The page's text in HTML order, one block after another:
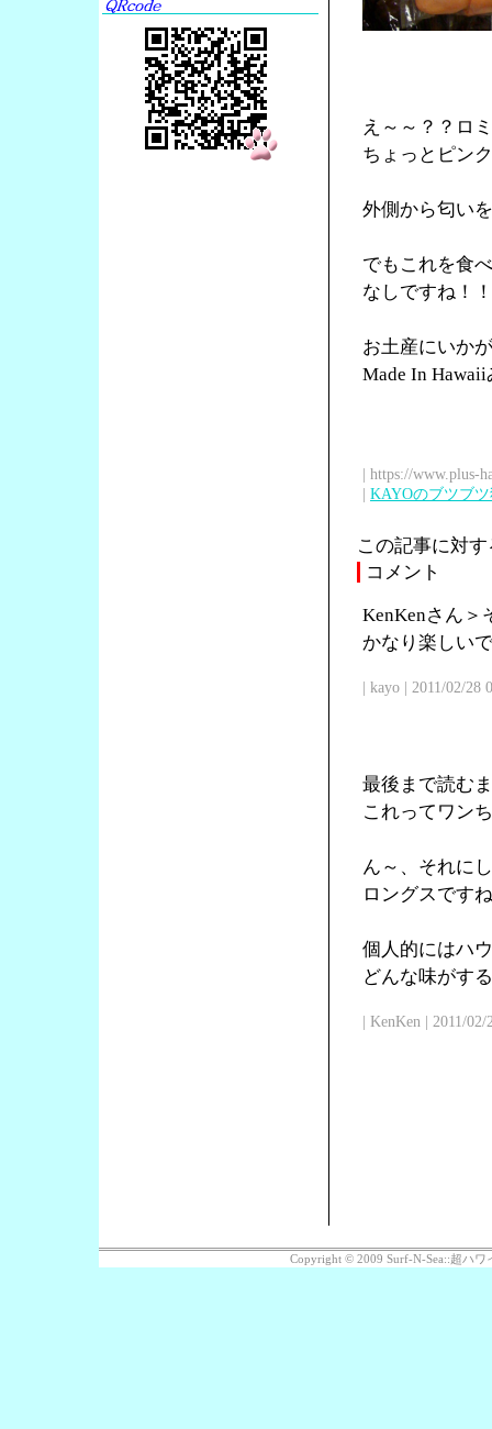
え～～？？ロ
ちょっとピン
外側から匂い
でもこれを食
なしですね！
お土産にいか
Made In
| https://www.plus-
| KAYOのブツブ
この記事に対
コメント
KenKenさん＞
かなり楽しい
| kayo | 2011/02/28
最後まで読む
これってワン
ん～、それに
ロングスです
個人的にはハ
どんな味がす
| KenKen | 2011/
Copyright © 2009 Surf-N-Sea::超ハワ